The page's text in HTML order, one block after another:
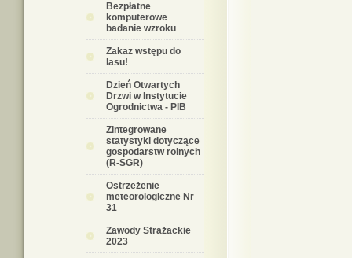
Bezpłatne
komputerowe
badanie wzroku
Zakaz wstępu do
lasu!
Dzień Otwartych
Drzwi w Instytucie
Ogrodnictwa - PIB
Zintegrowane
statystyki dotyczące
gospodarstw rolnych
(R-SGR)
Ostrzeżenie
meteorologiczne Nr
31
Zawody Strażackie
2023